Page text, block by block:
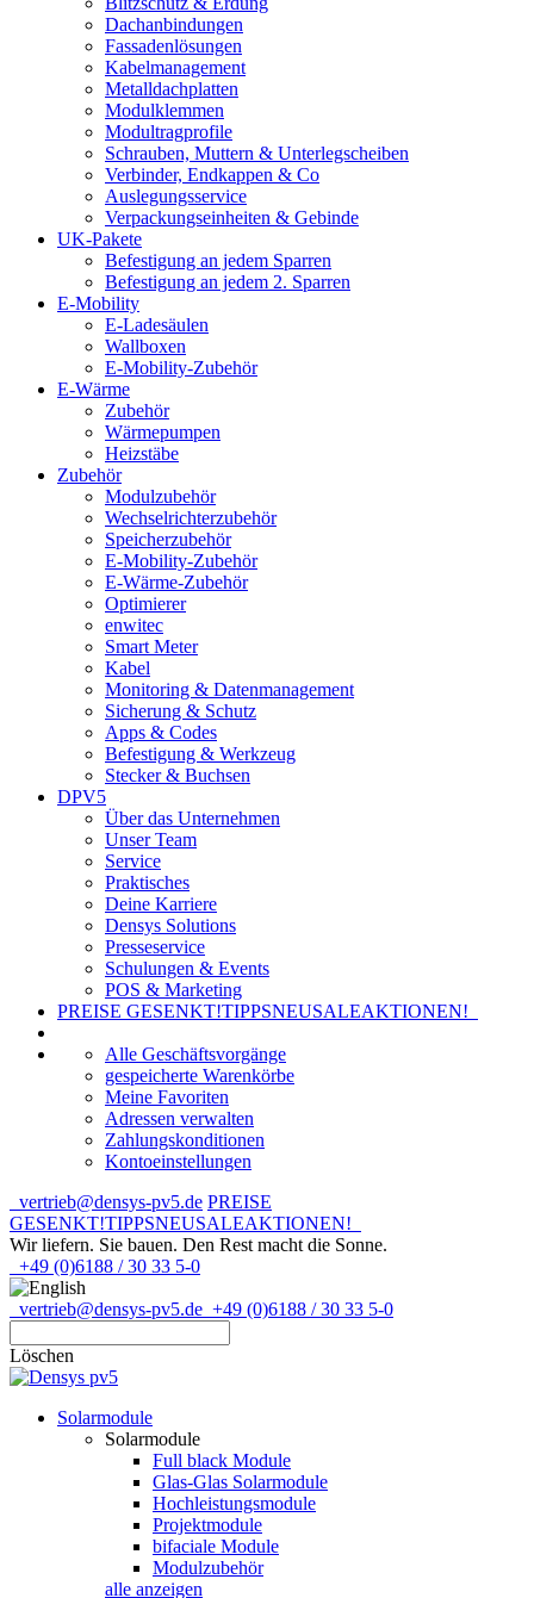
Dachanbindungen
Fassadenlösungen
Kabelmanagement
Metalldachplatten
Modulklemmen
Modultragprofile
Schrauben, Muttern & Unterlegscheiben
Verbinder, Endkappen & Co
Auslegungsservice
Verpackungseinheiten & Gebinde
UK-Pakete
Befestigung an jedem Sparren
Befestigung an jedem 2. Sparren
E-Mobility
E-Ladesäulen
Wallboxen
E-Mobility-Zubehör
E-Wärme
Zubehör
Wärmepumpen
Heizstäbe
Zubehör
Modulzubehör
Wechselrichterzubehör
Speicherzubehör
E-Mobility-Zubehör
E-Wärme-Zubehör
Optimierer
enwitec
Smart Meter
Kabel
Monitoring & Datenmanagement
Sicherung & Schutz
Apps & Codes
Befestigung & Werkzeug
Stecker & Buchsen
DPV5
Über das Unternehmen
Unser Team
Service
Praktisches
Deine Karriere
Densys Solutions
Presseservice
Schulungen & Events
POS & Marketing
PREISE GESENKT!TIPPSNEUSALEAKTIONEN!
Alle Geschäftsvorgänge
gespeicherte Warenkörbe
Meine Favoriten
Adressen verwalten
Zahlungskonditionen
Kontoeinstellungen
vertrieb@densys-pv5.de PREISE
GESENKT!TIPPSNEUSALEAKTIONEN!
Wir liefern. Sie bauen. Den Rest macht die Sonne.
+49 (0)6188 / 30 33 5-0
vertrieb@densys-pv5.de +49 (0)6188 / 30 33 5-0
Löschen
Solarmodule
Solarmodule
Full black Module
Glas-Glas Solarmodule
Hochleistungsmodule
Projektmodule
bifaciale Module
Modulzubehör
alle anzeigen